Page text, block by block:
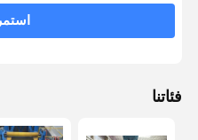
Uncoiler
استمر
فئاتنا